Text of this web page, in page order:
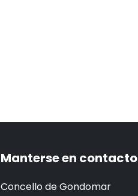
Manterse en contacto
Concello de Gondomar